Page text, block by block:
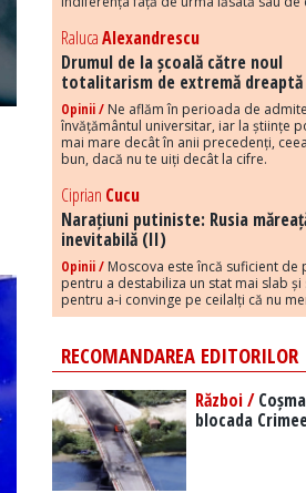
RalucaAlexandrescu
Drumul de la școală către noul
totalitarism de extremă dreaptă
Opinii / Ne aflăm în perioada de
învățământul universitar, iar la științe
mai mare decât în anii precedenți,
bun, dacă nu te uiți decât la cifre.
Ciprian Cucu
Narațiuni putiniste: Rusia
inevitabilă (II)
Opinii / Moscova este încă suficient de
pentru a destabiliza un stat mai slab
pentru a-i convinge pe ceilalți că nu
RECOMANDAREA EDITORILOR
Război /
blocada